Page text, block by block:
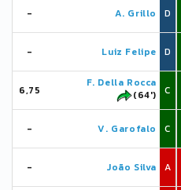
- A. Grillo D
- Luiz Felipe D
6,75
F. Della Rocca
(64')
C
- V. Garofalo C
- João Silva A